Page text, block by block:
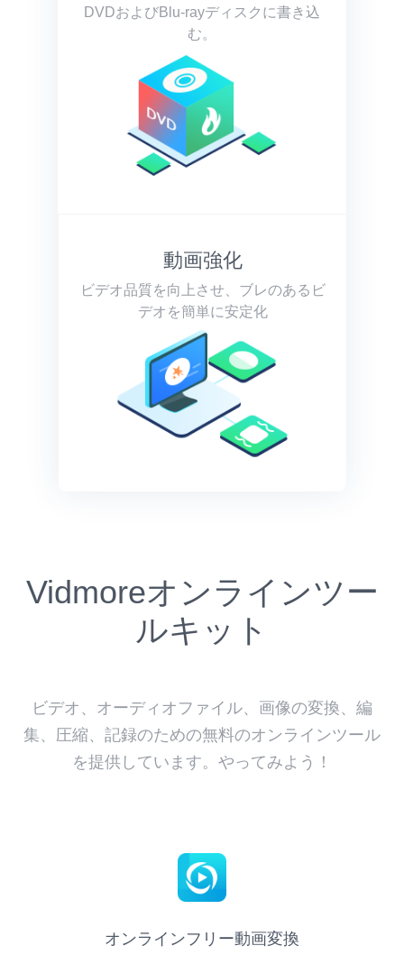
DVDおよびBlu-rayディスクに書き込
む。
動画強化
ビデオ品質を向上させ、ブレのあるビ
デオを簡単に安定化
Vidmoreオンラインツー
ルキット
ビデオ、オーディオファイル、画像の変換、編
集、圧縮、記録のための無料のオンラインツール
を提供しています。やってみよう！
オンラインフリー動画変換